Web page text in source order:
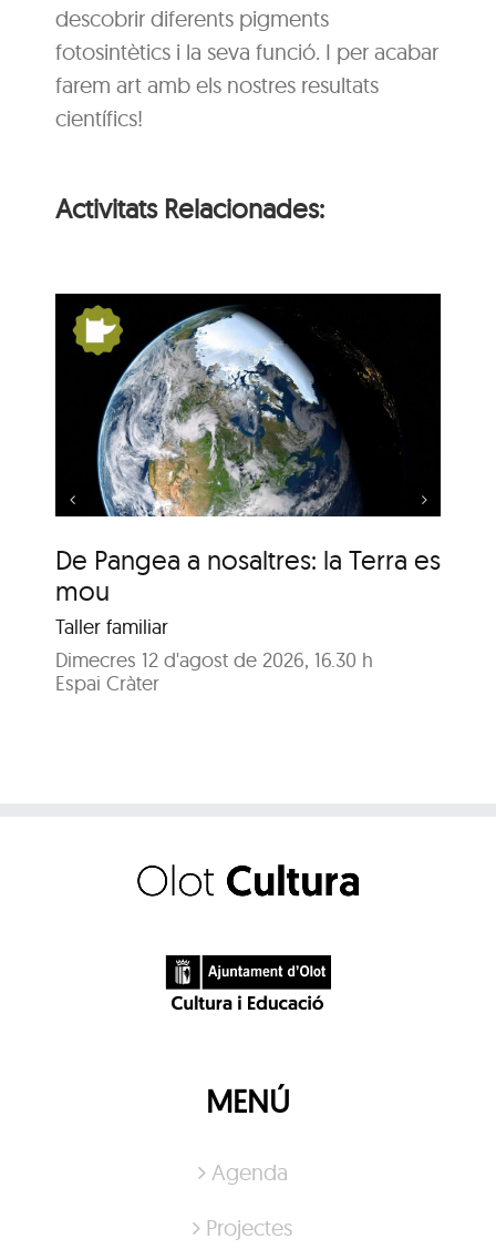
descobrir diferents pigments
fotosintètics i la seva funció. I per acabar
farem art amb els nostres resultats
científics!
Activitats Relacionades:
De Pangea a nosaltres: la Terra es
mou
Taller familiar
Dimecres 12 d'agost de 2026, 16.30 h
Espai Cràter
De Pangea a nosaltres:
la Terra es mou
MENÚ
Agenda
Projectes